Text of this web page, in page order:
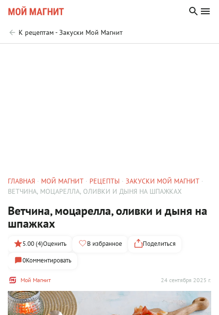
К рецептам - Закуски Мой Магнит
ГЛАВНАЯ МОЙ МАГНИТ РЕЦЕПТЫ
ЗАКУСКИ МОЙ МАГНИТ
ВЕТЧИНА, МОЦАРЕЛЛА, ОЛИВКИ И ДЫНЯ НА ШПАЖКАХ
Ветчина, моцарелла, оливки и дыня на
шпажках
Мой Магнит 24 сентября 2025 г.
5.00 (4)Оценить В избранное
Поделиться
0Комментировать